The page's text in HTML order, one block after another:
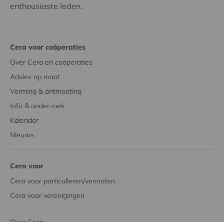
enthousiaste leden.
Cera voor coöperaties
Over Cera en coöperaties
Advies op maat
Vorming & ontmoeting
Info & onderzoek
Kalender
Nieuws
Cera voor
Cera voor particulieren/vennoten
Cera voor verenigingen